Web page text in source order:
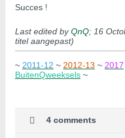
Succes !
Last edited byQnQ; 16
titel aangepast)
~ 2011-12 ~ 2012-13 ~ 2017
BuitenQweeksels ~
4 comments